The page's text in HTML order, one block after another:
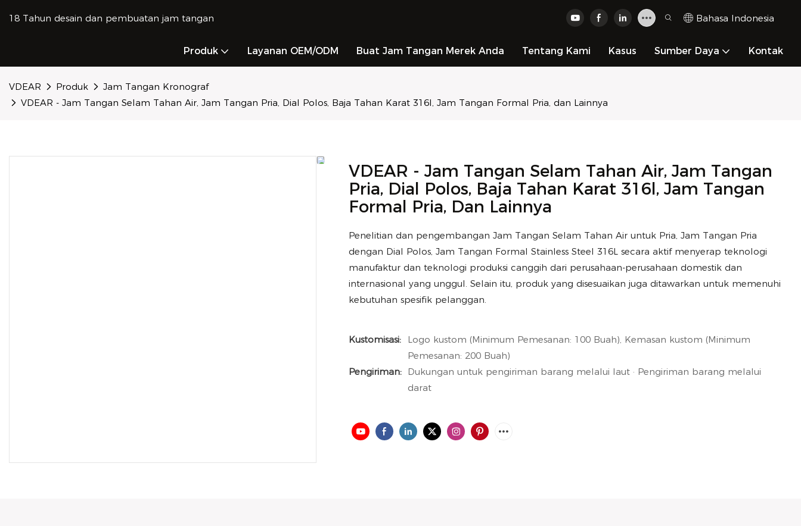
18 Tahun desain dan pembuatan jam tangan Bahasa Indonesia
Produk Layanan OEM/ODM Buat Jam Tangan Merek Anda Tentang Kami Kasus Sumber Daya Kontak
VDEAR Produk
Jam Tangan Kronograf
VDEAR - Jam Tangan Selam Tahan Air, Jam Tangan Pria, Dial Polos, Baja Tahan Karat 316l, Jam Tangan Formal Pria, dan Lainnya
VDEAR - Jam Tangan Selam Tahan Air, Jam Tangan
Pria, Dial Polos, Baja Tahan Karat 316l, Jam Tangan
Formal Pria, Dan Lainnya
Penelitian dan pengembangan Jam Tangan Selam Tahan Air untuk Pria, Jam Tangan Pria
dengan Dial Polos, Jam Tangan Formal Stainless Steel 316L secara aktif menyerap teknologi
manufaktur dan teknologi produksi canggih dari perusahaan-perusahaan domestik dan
internasional yang unggul. Selain itu, produk yang disesuaikan juga ditawarkan untuk memenuhi
kebutuhan spesifik pelanggan.
Kustomisasi:
Logo kustom (Minimum Pemesanan: 100 Buah), Kemasan kustom (Minimum
Pemesanan: 200 Buah)
Pengiriman: Dukungan untuk pengiriman barang melalui laut · Pengiriman barang melalui
darat